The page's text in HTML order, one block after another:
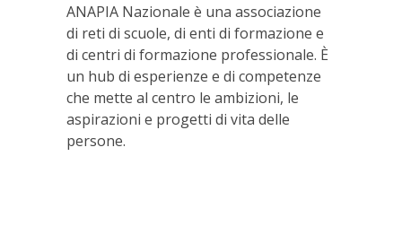
ANAPIA Nazionale è una associazione
di reti di scuole, di enti di formazione e
di centri di formazione professionale. È
un hub di esperienze e di competenze
che mette al centro le ambizioni, le
aspirazioni e progetti di vita delle
persone.